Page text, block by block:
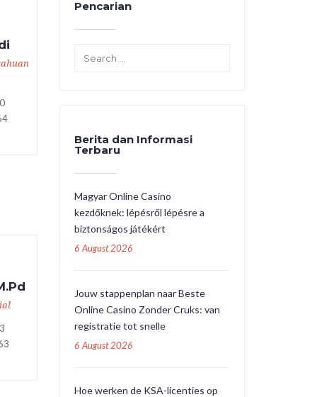
Pencarian
Berita dan Informasi
Terbaru
Magyar Online Casino
kezdőknek: lépésről lépésre a
biztonságos játékért
6 August 2026
Jouw stappenplan naar Beste
Online Casino Zonder Cruks: van
registratie tot snelle
6 August 2026
Hoe werken de KSA-licenties op